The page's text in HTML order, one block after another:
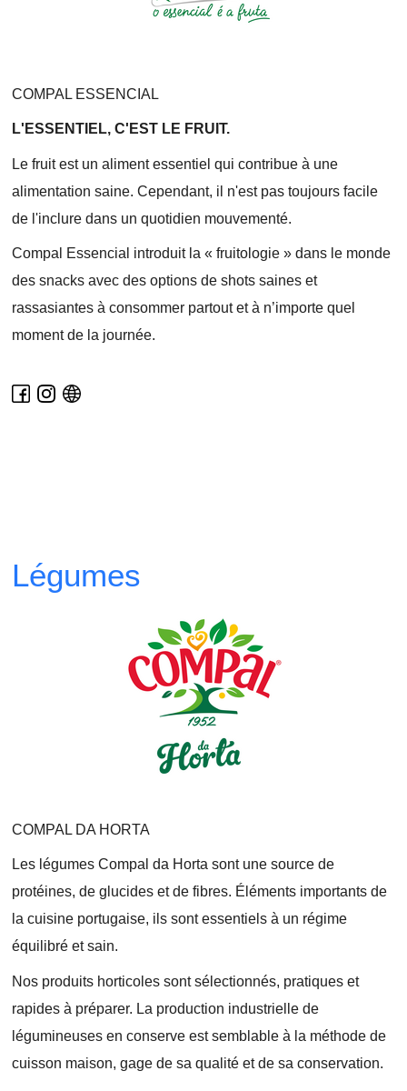
COMPAL ESSENCIAL
L'ESSENTIEL, C'EST LE FRUIT.
Le fruit est un aliment essentiel qui contribue à une
alimentation saine. Cependant, il n'est pas toujours facile
de l'inclure dans un quotidien mouvementé.
Compal Essencial introduit la « fruitologie » dans le monde
des snacks avec des options de shots saines et
rassasiantes à consommer partout et à n’importe quel
moment de la journée.
Légumes
COMPAL DA HORTA
Les légumes Compal da Horta sont une source de
protéines, de glucides et de fibres. Éléments importants de
la cuisine portugaise, ils sont essentiels à un régime
équilibré et sain.
Nos produits horticoles sont sélectionnés, pratiques et
rapides à préparer. La production industrielle de
légumineuses en conserve est semblable à la méthode de
cuisson maison, gage de sa qualité et de sa conservation.